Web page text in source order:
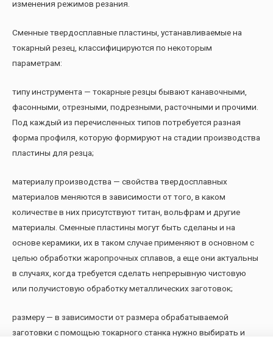
изменения режимов резания.
Сменные твердосплавные пластины, устанавливаемые на
токарный резец, классифицируются по некоторым
параметрам:
типу инструмента — токарные резцы бывают канавочными,
фасонными, отрезными, подрезными, расточными и прочими.
Под каждый из перечисленных типов потребуется разная
форма профиля, которую формируют на стадии производства
пластины для резца;
материалу производства — свойства твердосплавных
материалов меняются в зависимости от того, в каком
количестве в них присутствуют титан, вольфрам и другие
материалы. Сменные пластины могут быть сделаны и на
основе керамики, их в таком случае применяют в основном с
целью обработки жаропрочных сплавов, а еще они актуальны
в случаях, когда требуется сделать непрерывную чистовую
или получистовую обработку металлических заготовок;
размеру — в зависимости от размера обрабатываемой
заготовки с помощью токарного станка нужно выбирать и